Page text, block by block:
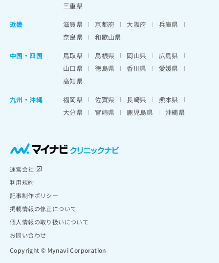
三重県
近畿
滋賀県 京都府 大阪府
兵庫県
奈良県
和歌山県
中国・四国
鳥取県 島根県 岡山県
広島県
山口県
徳島県 香川県
愛媛県
高知県
九州・沖縄
福岡県 佐賀県 長崎県
熊本県
大分県
宮崎県 鹿児島県 沖縄県
運営会社
利用規約
記事制作ポリシー
掲載情報の修正について
個人情報の取り扱いについて
お問い合わせ
Copyright © Mynavi Corporation